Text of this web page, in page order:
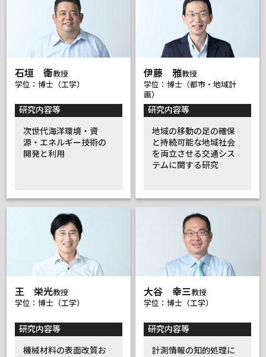
石垣 衛教授
学位：博士（工学）
研究内容等
次世代海洋環境・資
源・エネルギー技術の
開発と利用
伊藤 雅教授
学位：博士（都市・地域計
画）
研究内容等
地域の移動の足の確保
と持続可能な地域社会
を両立させる交通シス
テムに関する研究
王 栄光教授
学位：博士（工学）
研究内容等
機械材料の表面改質お
大谷 幸三教授
学位：博士（工学）
研究内容等
計測情報の知的処理に